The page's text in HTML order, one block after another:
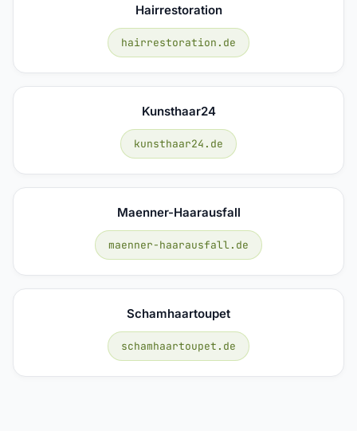
Hairrestoration
hairrestoration.de
Kunsthaar24
kunsthaar24.de
Maenner-Haarausfall
maenner-haarausfall.de
Schamhaartoupet
schamhaartoupet.de